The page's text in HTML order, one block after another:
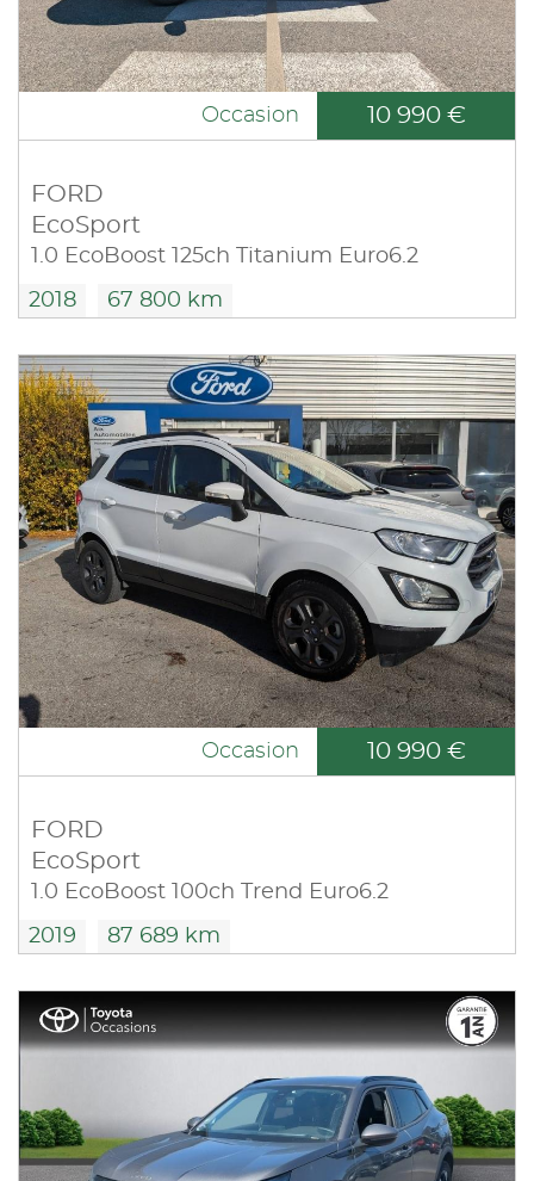
Occasion 10 990 €
FORD
EcoSport
1.0 EcoBoost 125ch Titanium Euro6.2
2018 67 800 km
Occasion 10 990 €
FORD
EcoSport
1.0 EcoBoost 100ch Trend Euro6.2
2019 87 689 km